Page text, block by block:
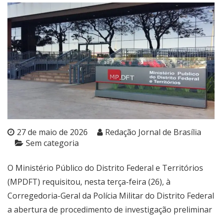
27 de maio de 2026
Redação Jornal de Brasília
Sem categoria
O Ministério Público do Distrito Federal e Territórios
(MPDFT) requisitou, nesta terça-feira (26), à
Corregedoria-Geral da Polícia Militar do Distrito Federal
a abertura de procedimento de investigação preliminar